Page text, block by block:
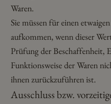
Waren.
Sie müssen für einen
aufkommen, wenn dieser
Prüfung der Beschaffenheit,
Funktionsweise der Waren
ihnen zurückzuführen ist.
Ausschluss bzw.